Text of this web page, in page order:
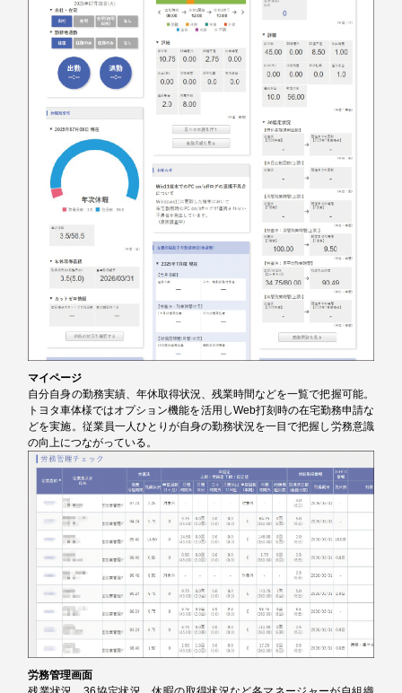
マイページ
自分自身の勤務実績、年休取得状況、残業時間などを一覧で把握可能。
トヨタ車体様ではオプション機能を活用しWeb打刻時の在宅勤務申請な
どを実施。従業員一人ひとりが自身の勤務状況を一目で把握し労務意識
の向上につながっている。
労務管理画面